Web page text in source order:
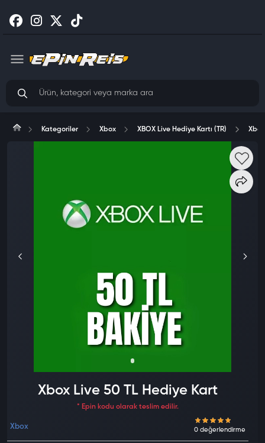
Kategoriler Xbox XBOX Live Hediye Kartı (TR)
Xbox Live 50 TL Hediye Kart
* Epin kodu olarak teslim edilir.
Xbox